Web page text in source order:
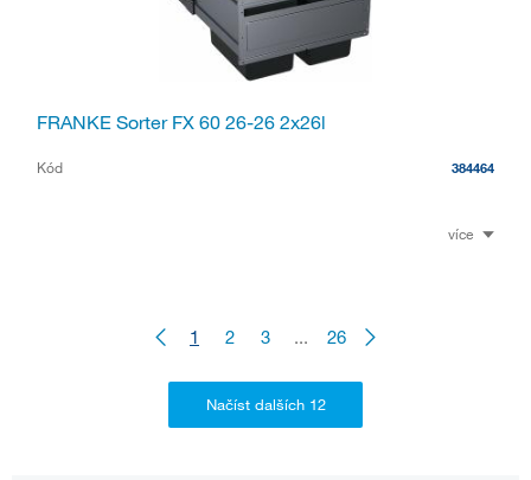
FRANKE Sorter FX 60 26-26 2x26l
Kód 384464
více
1 2 3 ... 26